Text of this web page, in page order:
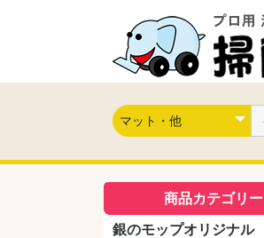
商品カテゴリー
銀のモップオリジナル